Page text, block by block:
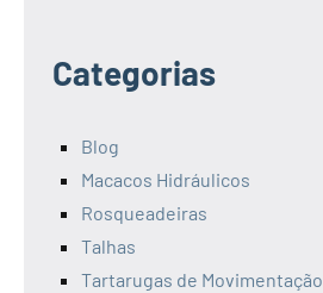
Categorias
Blog
Macacos Hidráulicos
Rosqueadeiras
Talhas
Tartarugas de Movimentação